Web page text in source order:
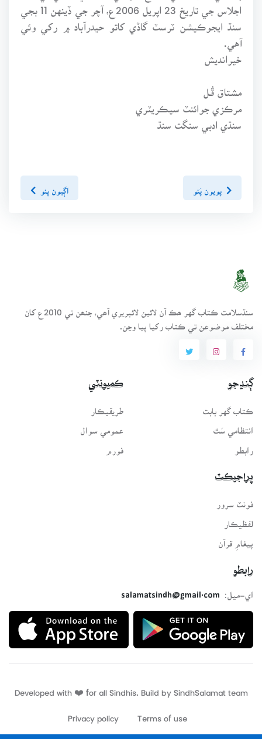
سنڌ ايجوڪيشن ٽرسٽ گاڏي کاتو حيدرآباد ۾ رکي وئي
آهي.
خيرانديش
مشتاق ڦُـل
مرڪزي جوائنٽ سيڪريٽري
سنڌي ادبي سنگت سنڌ
اڳيون پنو
سنڌسلامت ڪتاب گهر ھڪ آن لائين لائبريري آھي، جنھن تي 2010ع کان
مختلف موضوعن تي ڪتاب رکيا پيا وڃن.
ڳنڍجو
ڪتاب گهر بابت
انتظامي سَٿ
رابطو
ڪميونٽي
طريقيڪار
عمومي سوال
فورم
پراجيڪٽ
فونٽ سرور
لفظيڪار
پيغامِ قرآن
رابطو
اي-ميل:
salamatsindh@gmail.com
Developed with ❤️ for all Sindhis. Build by SindhSalamat
Terms of use
Privacy policy